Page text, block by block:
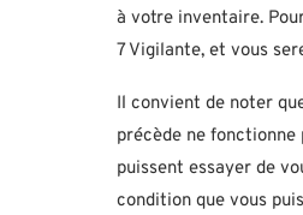
à votre inventaire.
7 Vigilante, et vous
Il convient de noter
précède ne fonctionne
puissent essayer de
condition que vous